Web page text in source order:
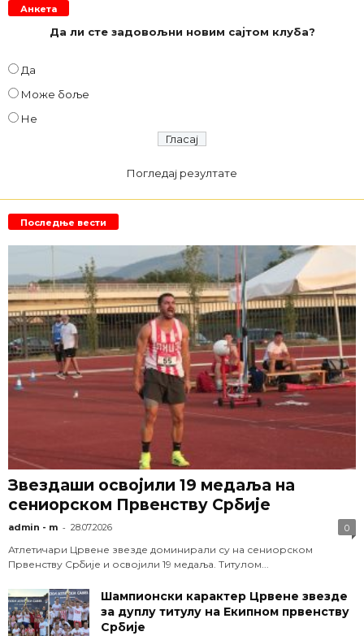
Анкета
Да ли сте задовољни новим сајтом клуба?
Да
Може боље
Не
Погледај резултате
Последње вести
Звездаши освојили 19 медаља на
сениорском Првенству Србије
admin - m - 28.07.2026 0
Атлетичари Црвене звезде доминирали су на сениорском
Првенству Србије и освојили 19 медаља. Титулом...
Шампионски карактер Црвене звезде
за дуплу титулу на Екипном првенству
Србије